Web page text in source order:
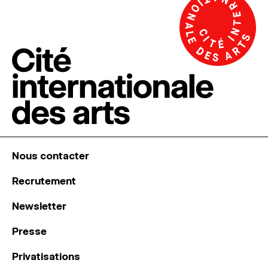
Nous contacter
Recrutement
Newsletter
Presse
Privatisations